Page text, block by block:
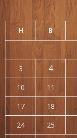
H B
3
4
10
11
17
18
24
25